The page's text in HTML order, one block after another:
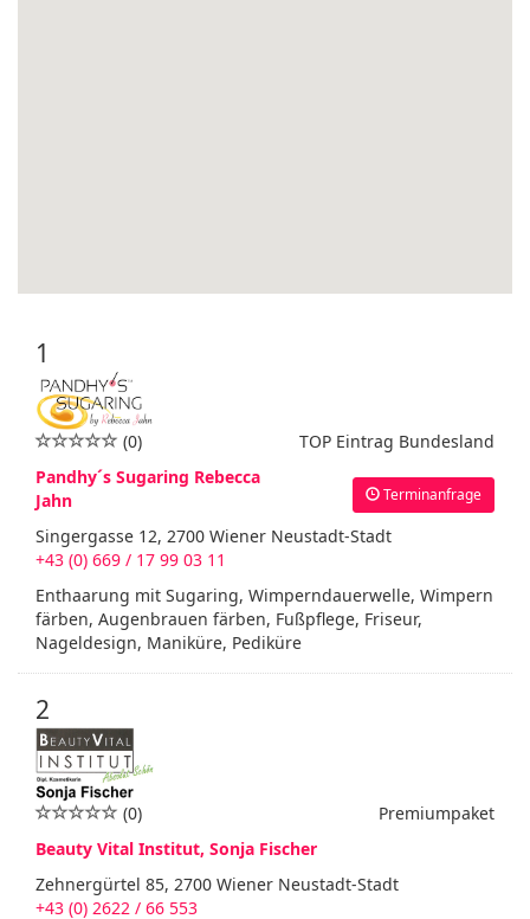
1
TOP Eintrag Bundesland
Terminanfrage
(0)
Pandhy´s Sugaring Rebecca
Jahn
Singergasse 12, 2700 Wiener Neustadt-Stadt
+43 (0) 669 / 17 99 03 11
Enthaarung mit Sugaring, Wimperndauerwelle, Wimpern
färben, Augenbrauen färben, Fußpflege, Friseur,
Nageldesign, Maniküre, Pediküre
2
Premiumpaket
(0)
Beauty Vital Institut, Sonja Fischer
Zehnergürtel 85, 2700 Wiener Neustadt-Stadt
+43 (0) 2622 / 66 553